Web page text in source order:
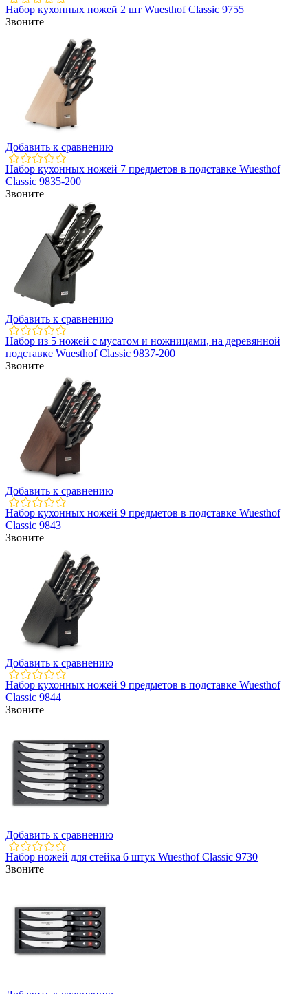
Набор кухонных ножей 2 шт Wuesthof Classic 9755
Звоните
Добавить к сравнению
Набор кухонных ножей 7 предметов в подставке Wuesthof
Classic 9835-200
Звоните
Добавить к сравнению
Набор из 5 ножей с мусатом и ножницами, на деревянной
подставке Wuesthof Classic 9837-200
Звоните
Добавить к сравнению
Набор кухонных ножей 9 предметов в подставке Wuesthof
Classic 9843
Звоните
Добавить к сравнению
Набор кухонных ножей 9 предметов в подставке Wuesthof
Classic 9844
Звоните
Добавить к сравнению
Набор ножей для стейка 6 штук Wuesthof Classic 9730
Звоните